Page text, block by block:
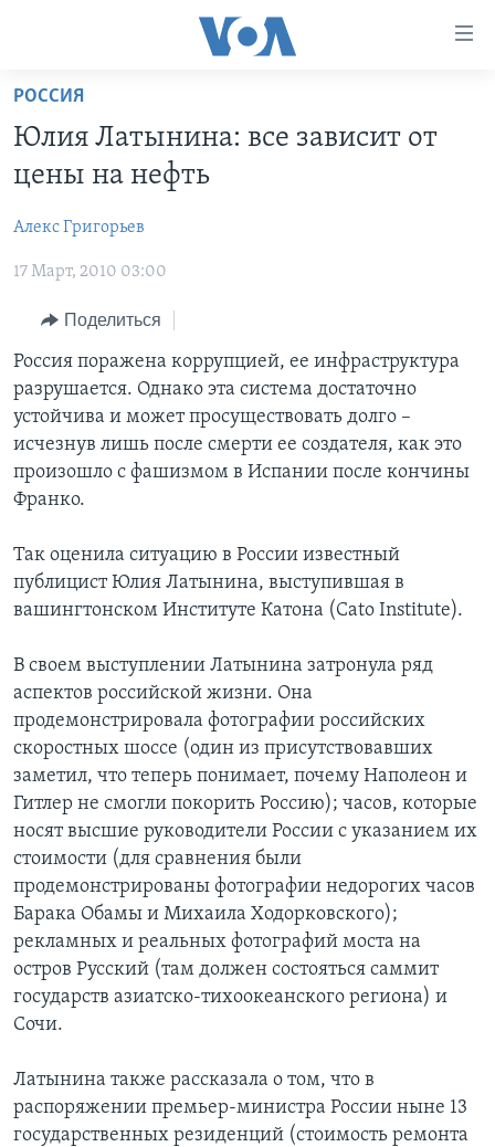
Перейти
основной
контент
навигации
Перейти
поиск
НОВОСТИ ЗА МИНУТУ
ИТОГИ
ПОЧЕМУ ЭТО ВАЖНО?
ДИСКУССИЯ VOA
ДЕТАЛИ
НЬЮ-ЙОРК NEW YORK
АМЕРИКА. БОЛЬШОЕ ПУТЕШЕСТВИЕ
УЧИМ АНГЛИЙСКИЙ
НАША АМЕРИКАНСКАЯ ИСТОРИЯ
А КАК В АМЕРИКЕ?
АРТЕФАКТЫ
АМЕРИКАНСКИЕ ГОРОДКИ
ТЕСТЫ
ЭКСПЕРТИЗА
ИНТЕРВЬЮ
ФАКТЫ ПРОТИВ ФЕЙКОВ
ЗА СВОБОДУ ПРЕССЫ
УЧИМ АНГЛИЙСКИЙ
ВИДЕО
ПОДПИСКА НА НОВОСТИ
СОЦИАЛЬНЫЕ СЕТИ
Языки
РОССИЯ
Юлия Латынина: все зависит от
цены на нефть
Алекс Григорьев
17 Март, 2010 03:00
Поделиться
Россия поражена коррупцией, ее инфраструктура
разрушается. Однако эта система достаточно
устойчива и может просуществовать долго –
исчезнув лишь после смерти ее создателя, как это
произошло с фашизмом в Испании после кончины
Франко.
Так оценила ситуацию в России известный
публицист Юлия Латынина, выступившая в
вашингтонском Институте Катона (Cato Institute).
В своем выступлении Латынина затронула ряд
аспектов российской жизни. Она
продемонстрировала фотографии российских
скоростных шоссе (один из присутствовавших
заметил, что теперь понимает, почему Наполеон и
Гитлер не смогли покорить Россию); часов, которые
носят высшие руководители России с указанием их
стоимости (для сравнения были
продемонстрированы фотографии недорогих часов
Барака Обамы и Михаила Ходорковского);
рекламных и реальных фотографий моста на
остров Русский (там должен состояться саммит
государств азиатско-тихоокеанского региона) и
Сочи.
Латынина также рассказала о том, что в
распоряжении премьер-министра России ныне 13
государственных резиденций (стоимость ремонта